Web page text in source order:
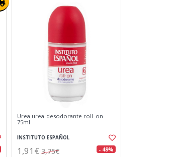
Urea urea desodorante roll-on
75ml
INSTITUTO ESPAÑOL
1,91€ 3,75€ - 49%